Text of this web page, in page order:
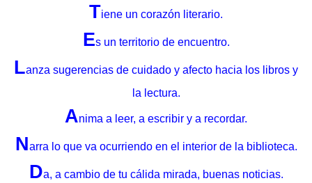
Tiene un corazón literario.
Es un territorio de encuentro.
Lanza sugerencias de cuidado y afecto hacia los libros y
la lectura.
Anima a leer, a escribir y a recordar.
Narra lo que va ocurriendo en el interior de la biblioteca.
Da, a cambio de tu cálida mirada, buenas noticias.